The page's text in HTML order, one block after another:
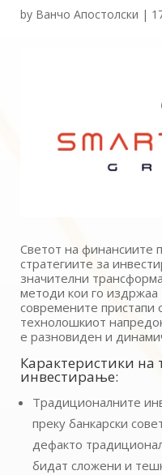
by Ванчо Апостолски |
Светот на финансиите
стратегиите за
значителни
методи кои го
современите пристапи
технолошкиот
е разновиден и
Карактеристики
инвестирање:
Традиционалните
преку банкарски
дефакто
бидат сложени и